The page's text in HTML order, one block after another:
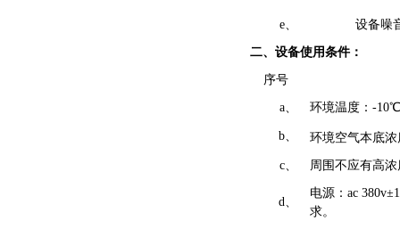
e、 设备噪
二、设备使用条件：
序号
a、 环境温度：-
b、 环境空气本底
c、 周围不应有高
d、
电源：ac
求。